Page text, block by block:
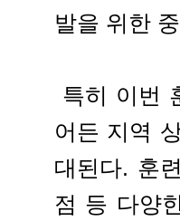
발을 위한
특히 이번
어든 지역
대된다. 훈
점 등 다양